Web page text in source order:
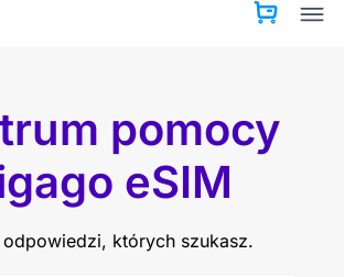
pomocy
eSIM
odpowiedzi, których szukasz.